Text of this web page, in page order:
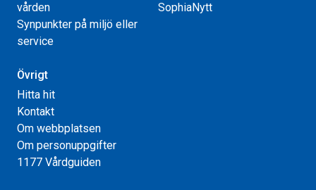
vården
Synpunkter på miljö eller
service
SophiaNytt
Övrigt
Hitta hit
Kontakt
Om webbplatsen
Om personuppgifter
1177 Vårdguiden